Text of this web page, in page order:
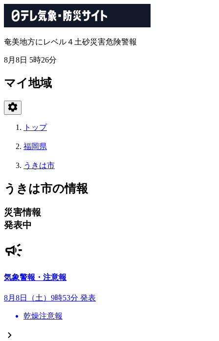
奄美地方にレベル４土砂災害危険警報
8月8日 5時26分
マイ地域
トップ
福岡県
うきは市
うきは市の情報
災害情報
発表中
気象警報・注意報
8月8日（土）9時53分 発表
乾燥注意報